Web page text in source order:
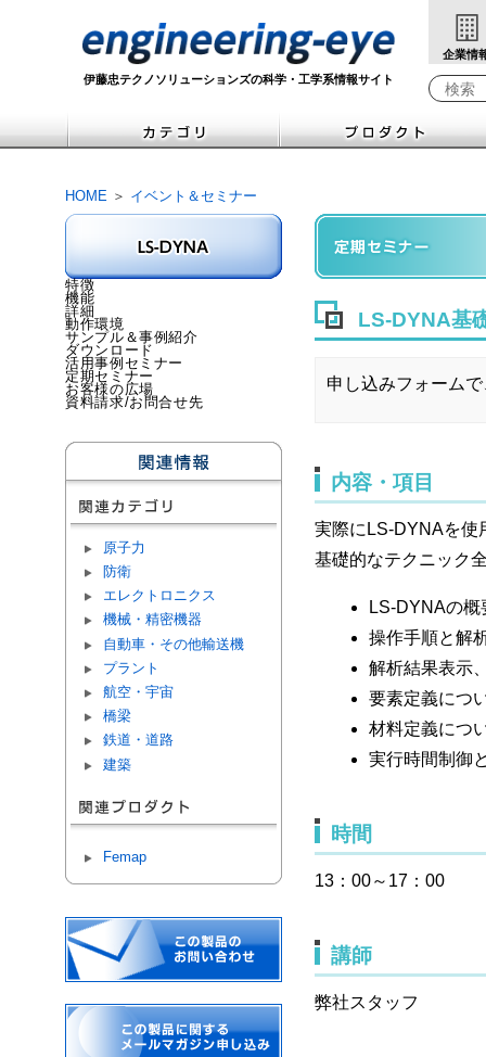
伊藤忠テクノソリューションズの科学・工学系情報サイト
企業情
Write
HOME ＞ イベント＆セミナー
特徴
機能
詳細
動作環境
サンプル＆事例紹介
ダウンロード
活用事例セミナー
定期セミナー
お客様の広場
資料請求/お問合せ先
原子力
防衛
エレクトロニクス
機械・精密機器
自動車・その他輸送機
プラント
航空・宇宙
橋梁
鉄道・道路
建築
Femap
LS-DYNA基
申し込みフォーム
内容・項目
実際にLS-DYNAを使
基礎的なテクニック
LS-DYNAの
操作手順と解
解析結果表示
要素定義につ
材料定義につ
実行時間制御
時間
13：00～17：00
講師
弊社スタッフ